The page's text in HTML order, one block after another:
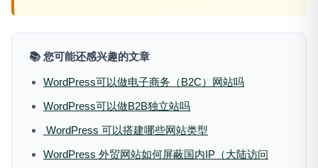
📚 您可能还感兴趣的文章
WordPress可以做电子商务（B2C）网站吗
WordPress可以做B2B独立站吗
WordPress 可以搭建哪些网站类型
WordPress 外贸网站如何屏蔽国内IP（大陆访问